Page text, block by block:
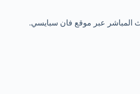
المباشر عبر موقع فان سبايسي.